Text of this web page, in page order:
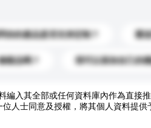
你的產品是否支持定制？ 運
樣品嗎？ 我可以添加自己的標
編入其全部或任何資料庫內作為直接
人士同意及授權，將其個人資料提供